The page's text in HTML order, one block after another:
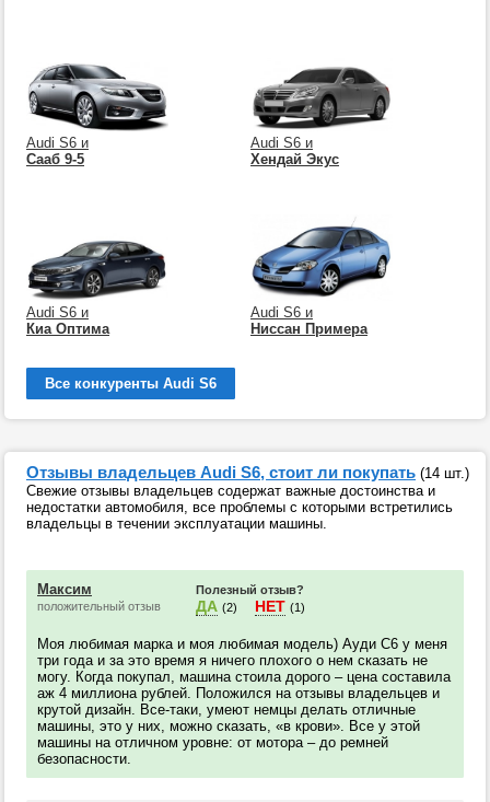
Audi S6 и
Сааб 9-5
Audi S6 и
Хендай Экус
Audi S6 и
Киа Оптима
Audi S6 и
Ниссан Примера
Все конкуренты Audi S6
Отзывы владельцев Audi S6, стоит ли покупать (14 шт.)
Свежие отзывы владельцев содержат важные достоинства и
недостатки автомобиля, все проблемы с которыми встретились
владельцы в течении эксплуатации машины.
Максим
положительный отзыв
Полезный отзыв?
ДА (2) НЕТ (1)
Моя любимая марка и моя любимая модель) Ауди С6 у меня
три года и за это время я ничего плохого о нем сказать не
могу. Когда покупал, машина стоила дорого – цена составила
аж 4 миллиона рублей. Положился на отзывы владельцев и
крутой дизайн. Все-таки, умеют немцы делать отличные
машины, это у них, можно сказать, «в крови». Все у этой
машины на отличном уровне: от мотора – до ремней
безопасности.